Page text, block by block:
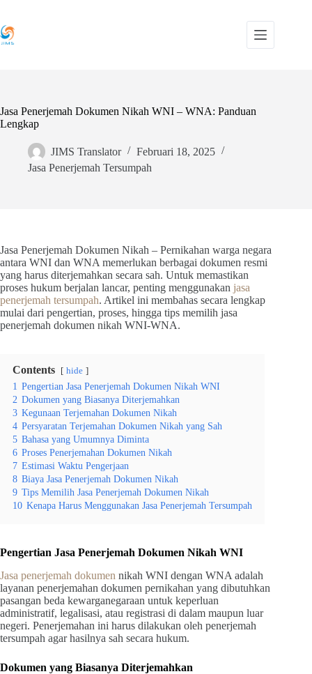
content
Jasa Penerjemah Dokumen Nikah WNI – WNA: Panduan
Lengkap
JIMS Translator
Februari 18, 2025
Jasa Penerjemah Tersumpah
Jasa Penerjemah Dokumen Nikah – Pernikahan warga negara
antara WNI dan WNA memerlukan berbagai dokumen resmi
yang harus diterjemahkan secara sah. Untuk memastikan
proses hukum berjalan lancar, penting menggunakan jasa
penerjemah tersumpah. Artikel ini membahas secara lengkap
mulai dari pengertian, proses, hingga tips memilih jasa
penerjemah dokumen nikah WNI-WNA.
Contents hide
1 Pengertian Jasa Penerjemah Dokumen Nikah WNI
2 Dokumen yang Biasanya Diterjemahkan
3 Kegunaan Terjemahan Dokumen Nikah
4 Persyaratan Terjemahan Dokumen Nikah yang Sah
5 Bahasa yang Umumnya Diminta
6 Proses Penerjemahan Dokumen Nikah
7 Estimasi Waktu Pengerjaan
8 Biaya Jasa Penerjemah Dokumen Nikah
9 Tips Memilih Jasa Penerjemah Dokumen Nikah
10 Kenapa Harus Menggunakan Jasa Penerjemah Tersumpah
Pengertian Jasa Penerjemah Dokumen Nikah WNI
Jasa penerjemah dokumen nikah WNI dengan WNA adalah
layanan penerjemahan dokumen pernikahan yang dibutuhkan
pasangan beda kewarganegaraan untuk keperluan
administratif, legalisasi, atau registrasi di dalam maupun luar
negeri. Penerjemahan ini harus dilakukan oleh penerjemah
tersumpah agar hasilnya sah secara hukum.
Dokumen yang Biasanya Diterjemahkan